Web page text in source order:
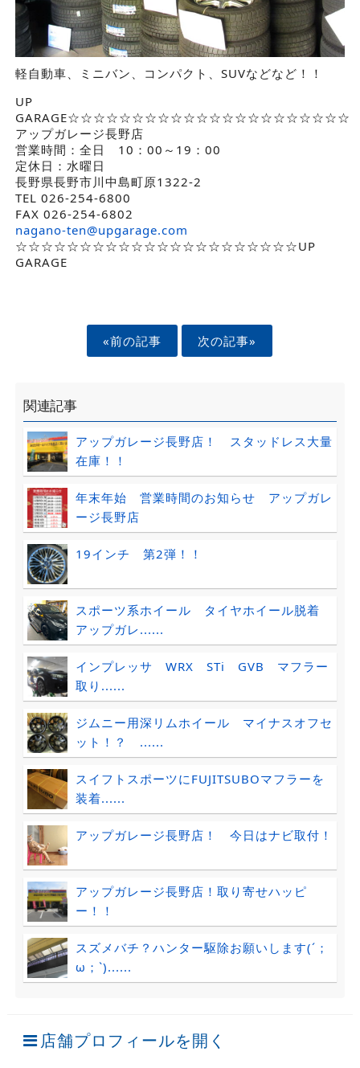
軽自動車、ミニバン、コンパクト、SUVなどなど！！
UP
GARAGE☆☆☆☆☆☆☆☆☆☆☆☆☆☆☆☆☆☆☆☆☆☆
アップガレージ長野店
営業時間：全日 10：00～19：00
定休日：水曜日
長野県長野市川中島町原1322-2
TEL 026-254-6800
FAX 026-254-6802
nagano-ten@upgarage.com
☆☆☆☆☆☆☆☆☆☆☆☆☆☆☆☆☆☆☆☆☆☆UP
GARAGE
«前の記事 次の記事»
関連記事
アップガレージ長野店！ スタッドレス大量
在庫！！
年末年始 営業時間のお知らせ アップガレ
ージ長野店
19インチ 第2弾！！
スポーツ系ホイール タイヤホイール脱着
アップガレ......
インプレッサ WRX STi GVB マフラー
取り......
ジムニー用深リムホイール マイナスオフセ
ット！？ ......
スイフトスポーツにFUJITSUBOマフラーを
装着......
アップガレージ長野店！ 今日はナビ取付！
アップガレージ長野店！取り寄せハッピ
ー！！
スズメバチ？ハンター駆除お願いします(´；
ω；`)......
店舗プロフィールを開く